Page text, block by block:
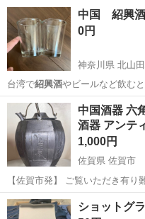
実♪業務はクリーンルームで快
300円～の格安食堂あり！《佐...
佐賀 伊万里市 東山代駅
中国 紹興
0円
神奈川県 北山
台湾で紹興酒やビールなど飲む
神奈川 横浜市 北山田駅
中国酒器
酒器 アン
1,000円
佐賀県 佐賀市
【佐賀市発】 ご覧いただき有り難うございます！ 中国酒器！ 六角！
ちろり！ アンティークなどにいかがですか？ 商品は画像のみです！
★★★注意★★★ 当方素人な為題名、ジャンルに間違いがある場合が
佐賀 佐賀市 その他
ショットグ